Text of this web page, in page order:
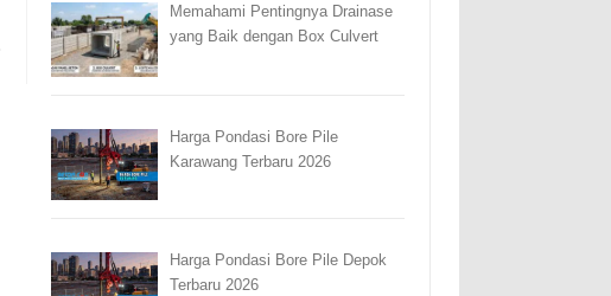
Memahami Pentingnya Drainase
yang Baik dengan Box Culvert
Harga Pondasi Bore Pile
Karawang Terbaru 2026
Harga Pondasi Bore Pile Depok
Terbaru 2026